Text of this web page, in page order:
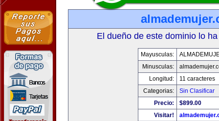
El dueño de este dominio lo
Mayusculas:
Minusculas:
Longitud:
11 caracteres
Categorias:
Sin Clasificar
Precio:
$899.00
Visitar!